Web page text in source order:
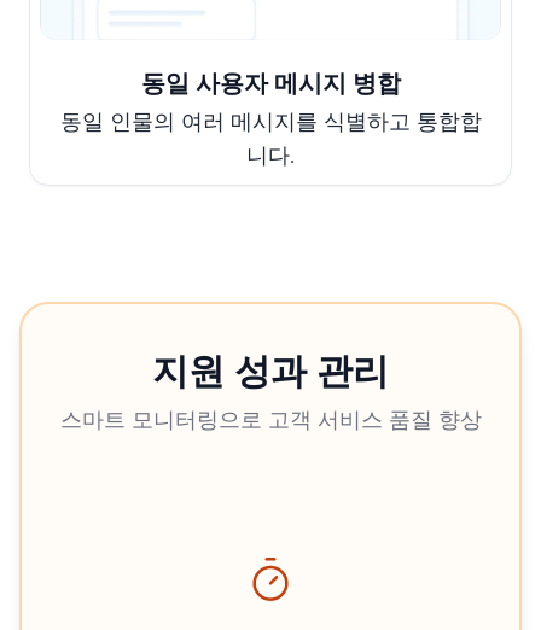
동일 사용자 메시지 병합
동일 인물의 여러 메시지를 식별하고 통합합
니다.
지원 성과 관리
스마트 모니터링으로 고객 서비스 품질 향상